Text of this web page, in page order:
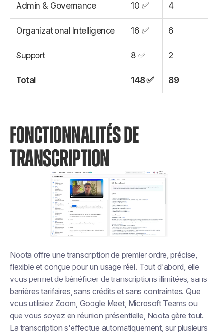
Admin & Governance 10 ✅ 4
Organizational Intelligence 16 ✅ 6
Support 8 ✅ 2
Total 148 ✅ 89
FONCTIONNALITÉS DE
TRANSCRIPTION
Noota offre une transcription de premier ordre, précise,
flexible et conçue pour un usage réel. Tout d'abord, elle
vous permet de bénéficier de transcriptions illimitées, sans
barrières tarifaires, sans crédits et sans contraintes. Que
vous utilisiez Zoom, Google Meet, Microsoft Teams ou
que vous soyez en réunion présentielle, Noota gère tout.
La transcription s'effectue automatiquement, sur plusieurs